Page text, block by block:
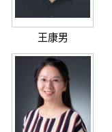
王康男